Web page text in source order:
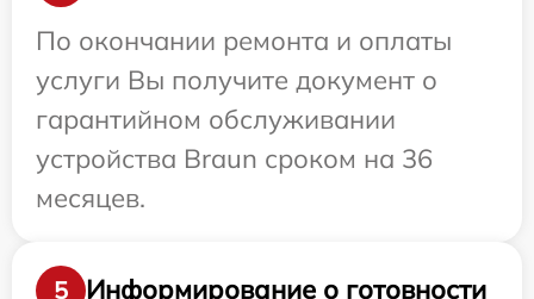
По окончании ремонта и оплаты
услуги Вы получите документ о
гарантийном обслуживании
устройства Braun сроком на 36
месяцев.
5
Информирование о готовности